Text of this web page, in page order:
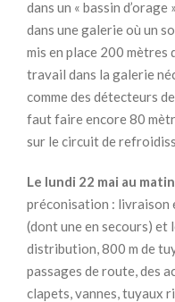
dans un « bassin d’orage
dans une galerie où un
mis en place 200 mètres
travail dans la galerie
comme des détecteurs
faut faire encore 80
sur le circuit de
Le lundi 22 mai au matin
préconisation :
(dont une en secours)
distribution, 800 m de
passages de route, des
clapets, vannes, tuyaux